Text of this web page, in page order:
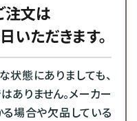
注文は
ただきます。
態にありましても、
ありません。メーカー
場合や欠品している